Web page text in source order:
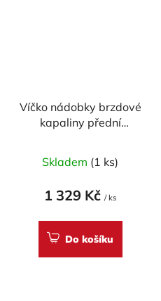
Víčko nádobky brzdové
kapaliny přední
CARBON
Skladem (1 ks)
1 329 Kč / ks
Do košíku